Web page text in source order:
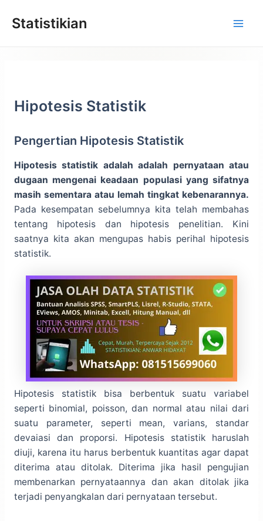
Statistikian
Hipotesis Statistik
Pengertian Hipotesis Statistik
Hipotesis statistik adalah adalah pernyataan atau
dugaan mengenai keadaan populasi yang sifatnya
masih sementara atau lemah tingkat kebenarannya.
Pada kesempatan sebelumnya kita telah membahas
tentang hipotesis dan hipotesis penelitian. Kini
saatnya kita akan mengupas habis perihal hipotesis
statistik.
Hipotesis statistik bisa berbentuk suatu variabel
seperti binomial, poisson, dan normal atau nilai dari
suatu parameter, seperti mean, varians, standar
devaiasi dan proporsi. Hipotesis statistik haruslah
diuji, karena itu harus berbentuk kuantitas agar dapat
diterima atau ditolak. Diterima jika hasil pengujian
membenarkan pernyataannya dan akan ditolak jika
terjadi penyangkalan dari pernyataan tersebut.